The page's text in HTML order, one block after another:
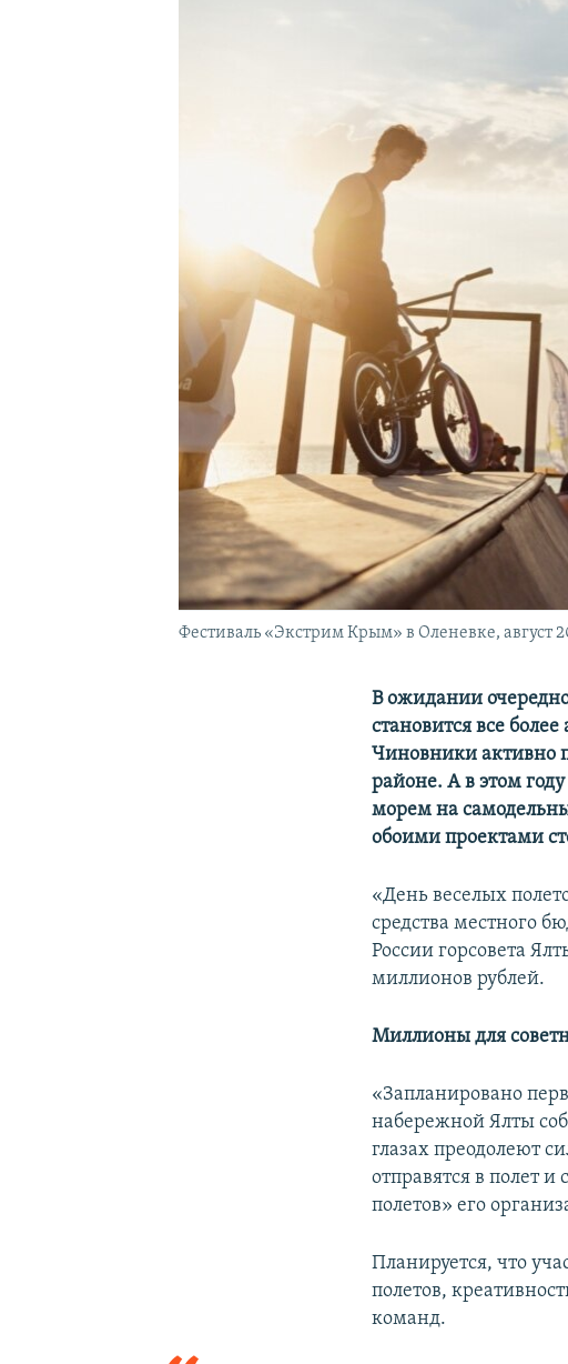
Фестиваль «Экстрим Крым» в Оленевке, август
В ожидании
становится все
Чиновники активно
районе. А в этом
морем на
обоими проектами
«День веселых
средства местного
России горсовета
миллионов рублей.
Миллионы для
«Запланировано
набережной Ялты
глазах преодолеют
отправятся в полет
полетов» его
Планируется, что
полетов,
команд.